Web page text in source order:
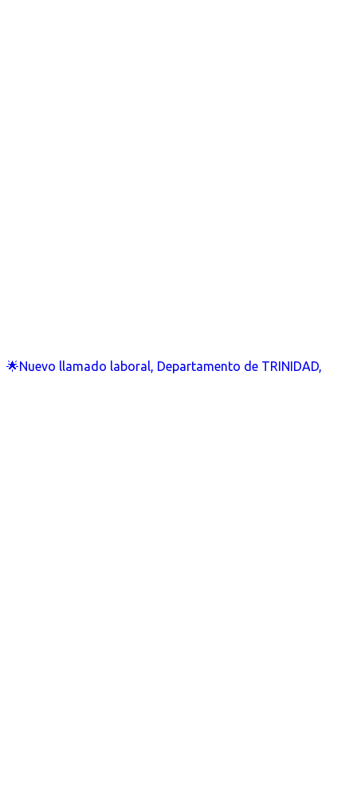
🌟Nuevo llamado laboral, Departamento de TRINIDAD,